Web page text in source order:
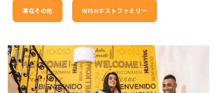
滞在その他 WISHホストファミリー